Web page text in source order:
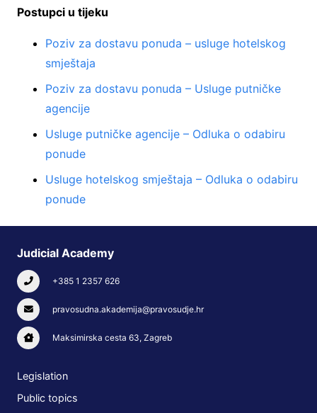
Postupci u tijeku
Poziv za dostavu ponuda – usluge hotelskog
smještaja
Poziv za dostavu ponuda – Usluge putničke
agencije
Usluge putničke agencije – Odluka o odabiru
ponude
Usluge hotelskog smještaja – Odluka o odabiru
ponude
Judicial Academy
+385 1 2357 626
pravosudna.akademija@pravosudje.hr
Maksimirska cesta 63, Zagreb
Legislation
Public topics